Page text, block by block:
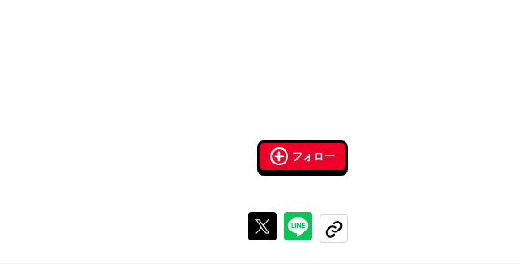
フォロー
Xで投稿するラインでシェアする
コピーする